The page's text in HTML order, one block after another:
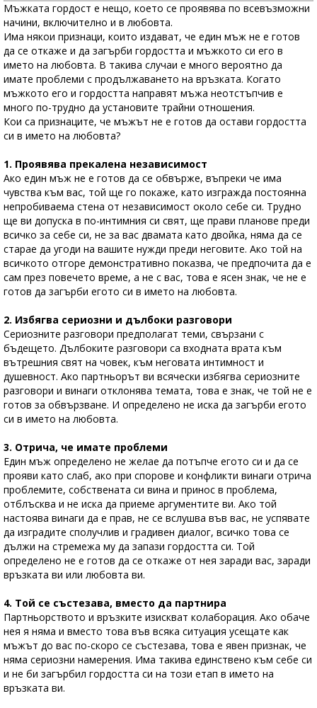
Мъжката гордост е нещо, което се проявява по всевъзможни
начини, включително и в любовта.
Има някои признаци, които издават, че един мъж не е готов
да се откаже и да загърби гордостта и мъжкото си его в
името на любовта. В такива случаи е много вероятно да
имате проблеми с продължаването на връзката. Когато
мъжкото его и гордостта направят мъжа неотстъпчив е
много по-трудно да установите трайни отношения.
Кои са признаците, че мъжът не е готов да остави гордостта
си в името на любовта?
1. Проявява прекалена независимост
Ако един мъж не е готов да се обвърже, въпреки че има
чувства към вас, той ще го покаже, като изгражда постоянна
непробиваема стена от независимост около себе си. Трудно
ще ви допуска в по-интимния си свят, ще прави планове преди
всичко за себе си, не за вас двамата като двойка, няма да се
старае да угоди на вашите нужди преди неговите. Ако той на
всичкото отгоре демонстративно показва, че предпочита да е
сам през повечето време, а не с вас, това е ясен знак, че не е
готов да загърби егото си в името на любовта.
2. Избягва сериозни и дълбоки разговори
Сериозните разговори предполагат теми, свързани с
бъдещето. Дълбоките разговори са входната врата към
вътрешния свят на човек, към неговата интимност и
душевност. Ако партньорът ви всячески избягва сериозните
разговори и винаги отклонява темата, това е знак, че той не е
готов за обвързване. И определено не иска да загърби егото
си в името на любовта.
3. Отрича, че имате проблеми
Един мъж определено не желае да потъпче егото си и да се
прояви като слаб, ако при спорове и конфликти винаги отрича
проблемите, собствената си вина и принос в проблема,
отблъсква и не иска да приеме аргументите ви. Ако той
настоява винаги да е прав, не се вслушва във вас, не успявате
да изградите сполучлив и градивен диалог, всичко това се
дължи на стремежа му да запази гордостта си. Той
определено не е готов да се откаже от нея заради вас, заради
връзката ви или любовта ви.
4. Той се състезава, вместо да партнира
Партньорството и връзките изискват колаборация. Ако обаче
нея я няма и вместо това във всяка ситуация усещате как
мъжът до вас по-скоро се състезава, това е явен признак, че
няма сериозни намерения. Има такива единствено към себе си
и не би загърбил гордостта си на този етап в името на
връзката ви.